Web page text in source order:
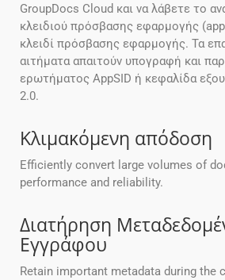
GroupDocs Cloud και να λάβετε το
κλειδιού πρόσβασης εφαρμογής
κλειδί πρόσβασης εφαρμογής. Τα
αιτήματα απαιτούν υπογραφή και
ερωτήματος AppSID ή κεφαλίδα
2.0.
Κλιμακόμενη απόδοση
Efficiently convert large volumes of
performance and reliability.
Διατήρηση
Εγγράφου
Retain important metadata during the